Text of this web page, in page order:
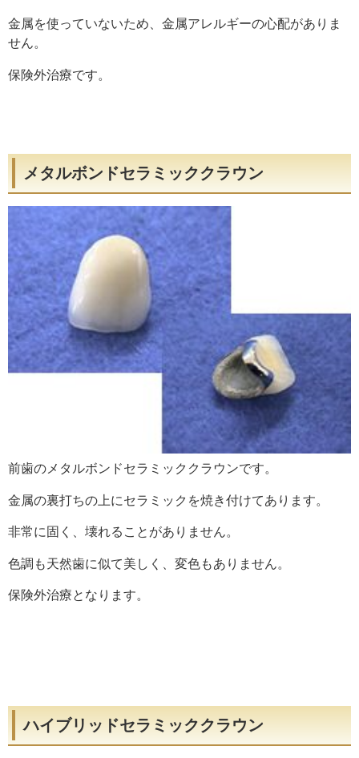
金属を使っていないため、金属アレルギーの心配がありま
せん。
保険外治療です。
メタルボンドセラミッククラウン
前歯のメタルボンドセラミッククラウンです。
金属の裏打ちの上にセラミックを焼き付けてあります。
非常に固く、壊れることがありません。
色調も天然歯に似て美しく、変色もありません。
保険外治療となります。
ハイブリッドセラミッククラウン